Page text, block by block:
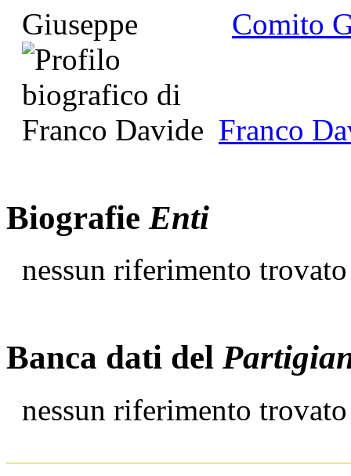
Comito
Franco
Biografie Enti
nessun riferimento trovato
Banca dati del
nessun riferimento trovato